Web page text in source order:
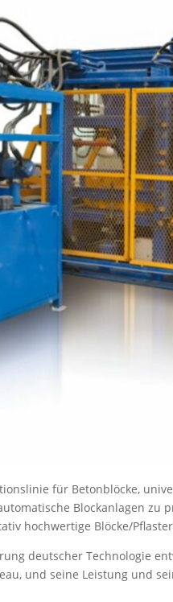
für Betonblöcke,
Blockanlagen
hochwertige Blöcke/
deutscher Technologie
und seine Leistung und